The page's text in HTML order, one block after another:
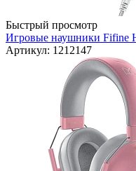
Быстрый просмотр
Игровые наушники Fifine
Артикул: 1212147